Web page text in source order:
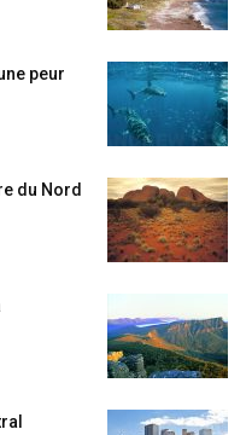
peur
du Nord